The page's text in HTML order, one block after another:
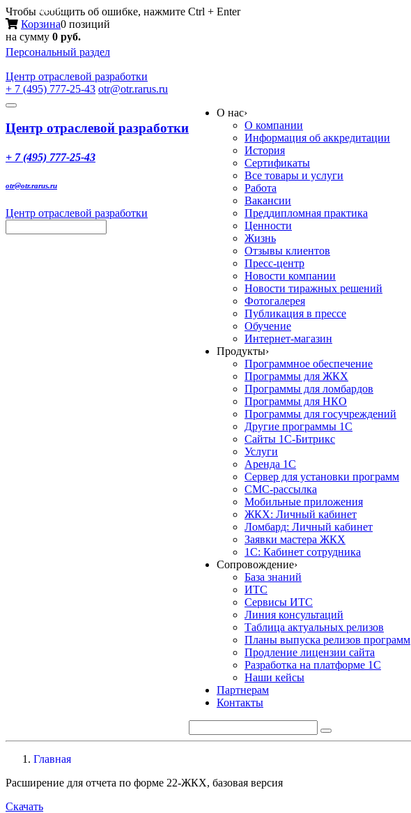
Чтобы сообщить об ошибке, нажмите Ctrl + Enter
Корзина0 позиций
на сумму 0 руб.
Персональный раздел
Центр отраслевой разработки
+ 7 (495) 777-25-43 otr@otr.rarus.ru
Toggle
Меню
Центр отраслевой разработки
+ 7 (495) 777-25-43
otr@otr.rarus.ru
Центр отраслевой разработки
О нас›
О компании
Информация об аккредитации
История
Сертификаты
Все товары и услуги
Работа
Вакансии
Преддипломная практика
Ценности
Жизнь
Отзывы клиентов
Пресс-центр
Новости компании
Новости тиражных решений
Фотогалерея
Публикация в прессе
Обучение
Интернет-магазин
Продукты›
Программное обеспечение
Программы для ЖКХ
Программы для ломбардов
Программы для НКО
Программы для госучреждений
Другие программы 1С
Сайты 1С-Битрикс
Услуги
Аренда 1С
Сервер для установки программ
СМС-рассылка
Мобильные приложения
ЖКХ: Личный кабинет
Ломбард: Личный кабинет
Заявки мастера ЖКХ
1С: Кабинет сотрудника
Сопровождение›
База знаний
ИТС
Сервисы ИТС
Линия консультаций
Таблица актуальных релизов
Планы выпуска релизов программ
Продление лицензии сайта
Разработка на платформе 1С
Наши кейсы
Партнерам
Контакты
Главная
Расширение для отчета по форме 22-ЖКХ, базовая версия
Скачать